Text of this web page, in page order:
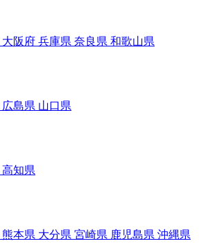
大阪府 兵庫県 奈良県 和歌山県
広島県 山口県
高知県
熊本県 大分県 宮崎県 鹿児島県 沖縄県